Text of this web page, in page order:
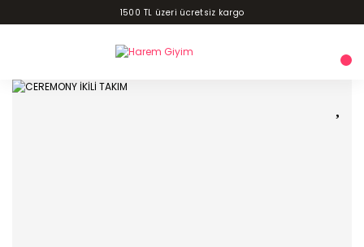
1500 TL üzeri ücretsiz kargo